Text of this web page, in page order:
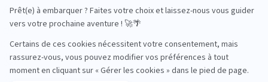
Découverte